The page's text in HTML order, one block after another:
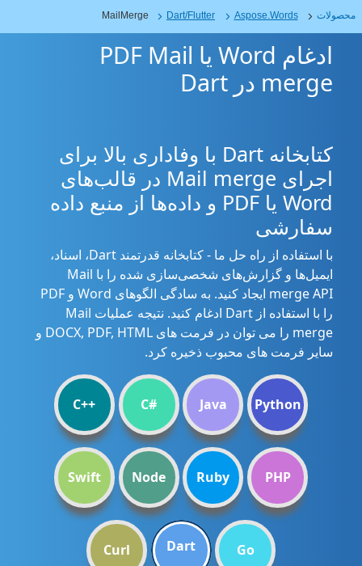
محصولات Aspose.Words
Dart/Flutter
MailMerge
ادغام Word یا PDF Mail
merge در Dart
کتابخانه Dart با وفاداری بالا برای
اجرای Mail merge در قالب‌های
Word یا PDF و داده‌ها از منبع داده
سفارشی
با استفاده از راه حل ما - کتابخانه قدرتمند Dart، اسناد،
ایمیل‌ها و گزارش‌های شخصی‌سازی شده را با Mail
merge API ایجاد کنید. به سادگی الگوهای Word و PDF
را با استفاده از Dart ادغام کنید. نتیجه عملیات Mail
merge را می توان در فرمت های DOCX, PDF, HTML و
سایر فرمت های محبوب ذخیره کرد.
Python
Java
C#
C++
PHP
Ruby
Node
Swift
Go
Dart
Curl